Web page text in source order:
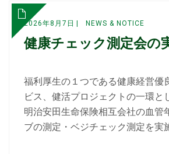
2026年8月7日 NEWS & NOTICE
健康チェック測定会の
福利厚生の１つである健康経営優
ビス、健活プロジェクトの一環と
明治安田生命保険相互会社の血管
ブの測定・ベジチェック測定を実